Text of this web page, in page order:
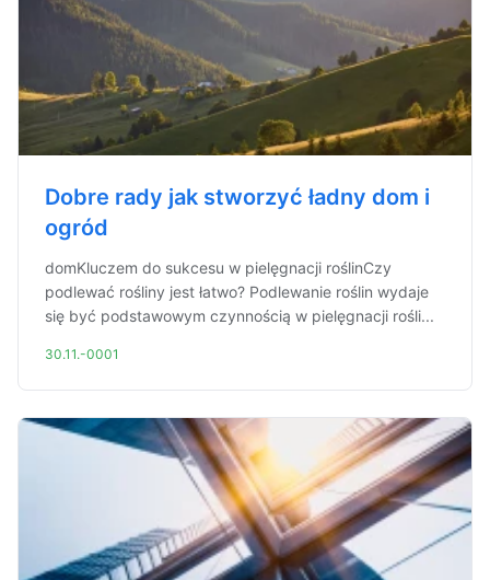
Dobre rady jak stworzyć ładny dom i
ogród
domKluczem do sukcesu w pielęgnacji roślinCzy
podlewać rośliny jest łatwo? Podlewanie roślin wydaje
się być podstawowym czynnością w pielęgnacji rośli...
30.11.-0001